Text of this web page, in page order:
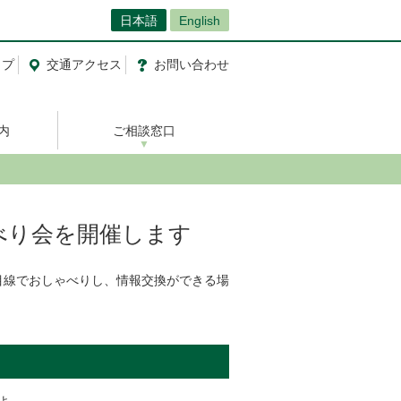
日本語 English
交通アクセス お問い合わせ
ご相談窓口
り会を開催します
でおしゃべりし、情報交換ができる場